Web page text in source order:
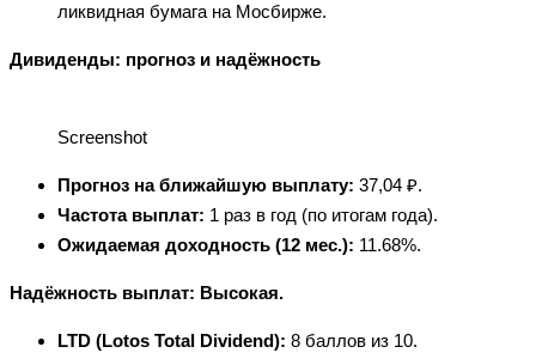
ликвидная бумага на Мосбирже.
Дивиденды: прогноз и надёжность
Screenshot
Прогноз на ближайшую выплату: 37,04 ₽.
Частота выплат: 1 раз в год (по итогам года).
Ожидаемая доходность (12 мес.): 11.68%.
Надёжность выплат: Высокая.
LTD (Lotos Total Dividend): 8 баллов из 10.